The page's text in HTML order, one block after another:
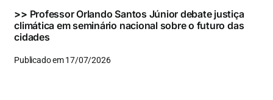
>> Professor Orlando Santos Júnior debate justiça
climática em seminário nacional sobre o futuro das
cidades
Publicado em 17/07/2026